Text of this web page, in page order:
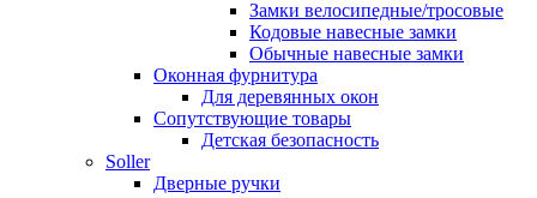
Замки велосипедные/тросовые
Кодовые навесные замки
Обычные навесные замки
Оконная фурнитура
Для деревянных окон
Сопутствующие товары
Детская безопасность
Soller
Дверные ручки